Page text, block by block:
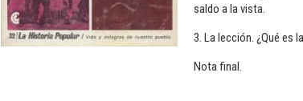
saldo a la vista.
3. La lección. ¿Qué es
Nota final.